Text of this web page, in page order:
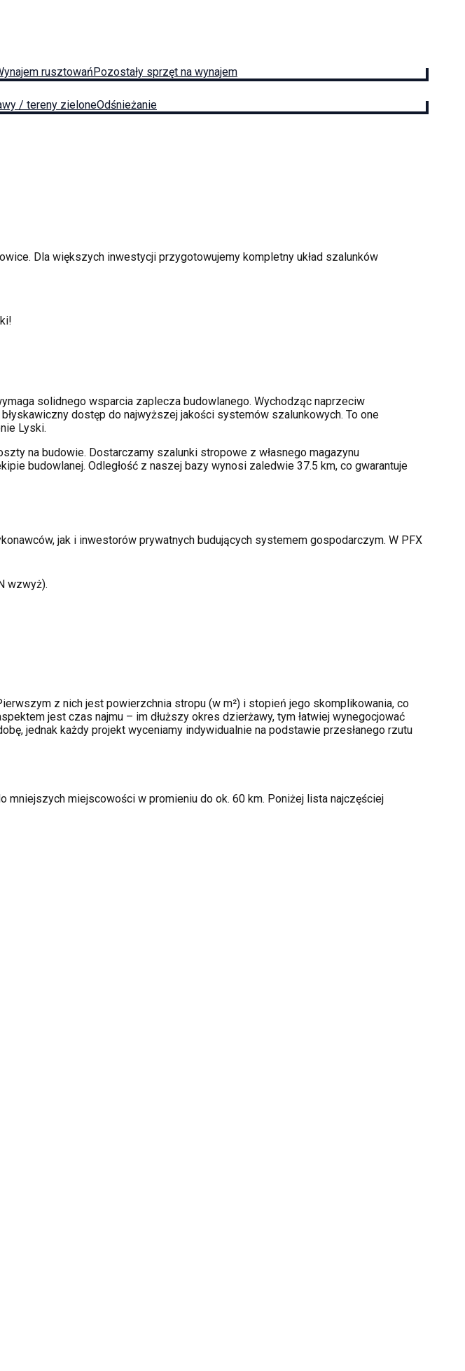
rusztowańPozostały sprzęt na wynajem
/ tereny zieloneOdśnieżanie
. Dla większych inwestycji przygotowujemy kompletny układ szalunków
solidnego wsparcia zaplecza budowlanego. Wychodząc naprzeciw
dostęp do najwyższej jakości systemów szalunkowych. To one
Lyski.
na budowie. Dostarczamy szalunki stropowe z własnego magazynu
budowlanej. Odległość z naszej bazy wynosi zaledwie 37.5 km, co gwarantuje
jak i inwestorów prywatnych budujących systemem gospodarczym. W PFX
wzwyż).
z nich jest powierzchnia stropu (w m²) i stopień jego skomplikowania, co
jest czas najmu – im dłuższy okres dzierżawy, tym łatwiej wynegocjować
jednak każdy projekt wyceniamy indywidualnie na podstawie przesłanego rzutu
miejscowości w promieniu do ok. 60 km. Poniżej lista najczęściej